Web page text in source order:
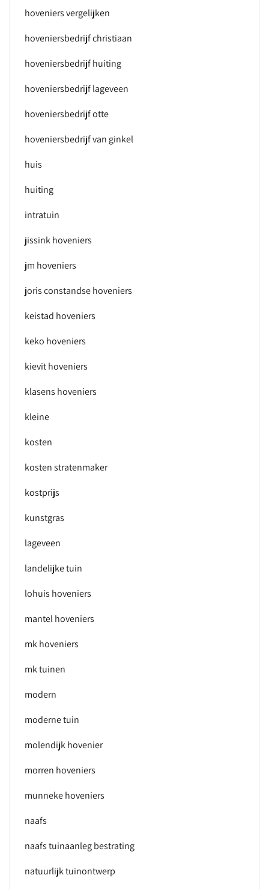
hoveniers vergelijken
hoveniersbedrijf christiaan
hoveniersbedrijf huiting
hoveniersbedrijf lageveen
hoveniersbedrijf otte
hoveniersbedrijf van ginkel
huis
huiting
intratuin
jissink hoveniers
jm hoveniers
joris constandse hoveniers
keistad hoveniers
keko hoveniers
kievit hoveniers
klasens hoveniers
kleine
kosten
kosten stratenmaker
kostprijs
kunstgras
lageveen
landelijke tuin
lohuis hoveniers
mantel hoveniers
mk hoveniers
mk tuinen
modern
moderne tuin
molendijk hovenier
morren hoveniers
munneke hoveniers
naafs
naafs tuinaanleg bestrating
natuurlijk tuinontwerp